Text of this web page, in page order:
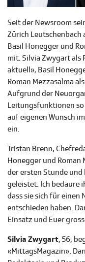
Seit der Newsroom
Zürich
Basil Honegger und
mit. Silvia Zwygart als
aktuell», Basil
Roman Mezzasalma
Aufgrund der
Leitungsfunktionen so
auf eigenen Wunsch
ein.
Tristan Brenn,
Honegger und Roman
der ersten Stunde
geleistet. Ich bedaure
dass sie sich für einen
entschieden haben.
Einsatz und Euer
Silvia Zwygart, 56,
«MittagsMagazin».